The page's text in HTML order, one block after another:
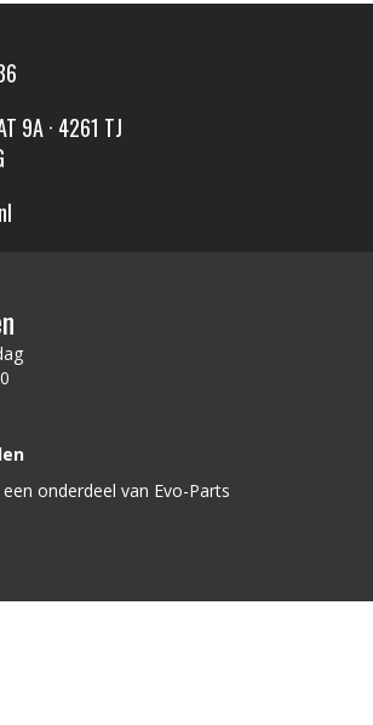
9A · 4261 TJ
onderdeel van Evo-Parts